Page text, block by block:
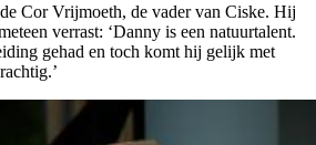
Cor Vrijmoeth, de vader van Ciske. Hij
verrast: ‘Danny is een natuurtalent.
gehad en toch komt hij gelijk met